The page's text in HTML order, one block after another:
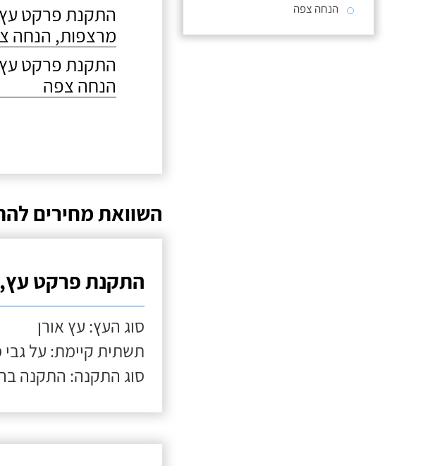
הנחה צפה
התקנת פרקט
מרצפות, הנחה
התקנת פרקט
הנחה צפה
השוואת מחירים
התקנת פרקט עץ,
סוג העץ: עץ אורן
תשתית קיימת: על
סוג התקנה: התקנה